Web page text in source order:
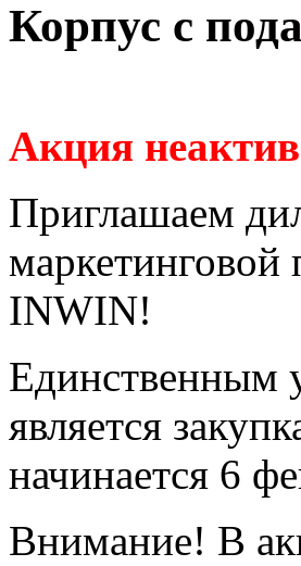
Корпус с
Акция
Приглашаем
INWIN!
Единственным
является
начинается 6
Внимание! В